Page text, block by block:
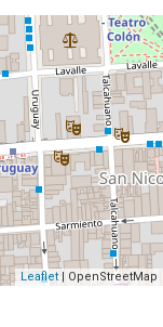
Leaflet | OpenStreetMap